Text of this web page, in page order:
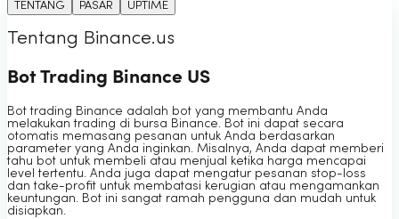
TENTANG
PASAR UPTIME
Tentang Binance.us
Bot Trading Binance US
Bot trading Binance adalah bot yang membantu Anda
melakukan trading di bursa Binance. Bot ini dapat secara
otomatis memasang pesanan untuk Anda berdasarkan
parameter yang Anda inginkan. Misalnya, Anda dapat memberi
tahu bot untuk membeli atau menjual ketika harga mencapai
level tertentu. Anda juga dapat mengatur pesanan stop-loss
dan take-profit untuk membatasi kerugian atau mengamankan
keuntungan. Bot ini sangat ramah pengguna dan mudah untuk
disiapkan.